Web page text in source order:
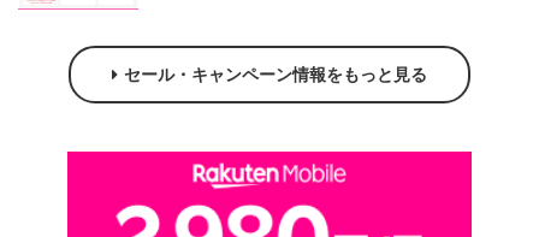
セール・キャンペーン情報をもっと見る